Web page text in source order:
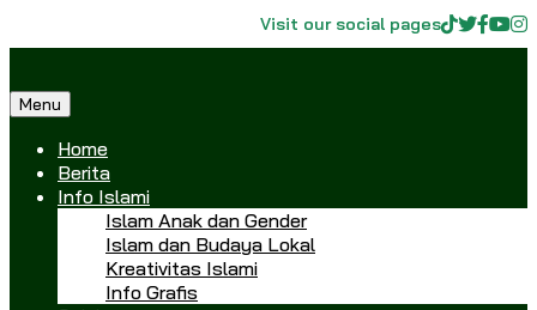
Visit our social pages
Menu
Home
Berita
Info Islami
Islam Anak dan Gender
Islam dan Budaya Lokal
Kreativitas Islami
Info Grafis